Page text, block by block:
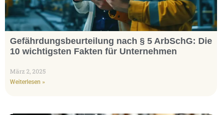
Gefährdungsbeurteilung nach § 5 ArbSchG: Die
10 wichtigsten Fakten für Unternehmen
März 2, 2025
Weiterlesen »